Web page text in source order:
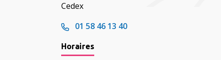
Cedex
01 58 46 13 40
Horaires